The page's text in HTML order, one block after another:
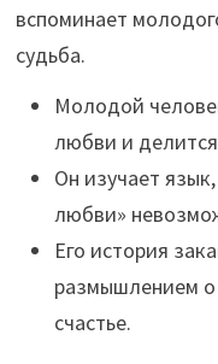
вспоминает
судьба.
Молодой
любви и
Он изучает
любви»
Его история
размышлением о
счастье.